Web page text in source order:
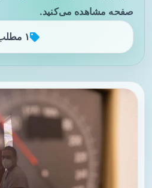
صفحه مشاهده می‌کنید.
۱ مطلب